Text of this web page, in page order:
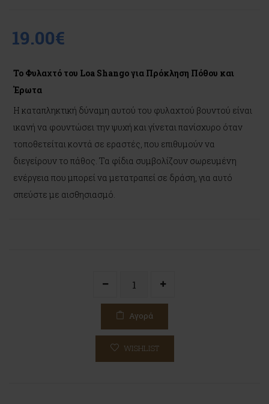
19.00€
Το Φυλαχτό του Loa Shango για Πρόκληση Πόθου και
Έρωτα
Η καταπληκτική δύναμη αυτού του φυλαχτού βουντού είναι
ικανή να φουντώσει την ψυχή και γίνεται πανίσχυρο όταν
τοποθετείται κοντά σε εραστές, που επιθυμούν να
διεγείρουν το πάθος. Τα φίδια συμβολίζουν σωρευμένη
ενέργεια που μπορεί να μετατραπεί σε δράση, για αυτό
σπεύστε με αισθησιασμό.
Αγορά
WISHLIST